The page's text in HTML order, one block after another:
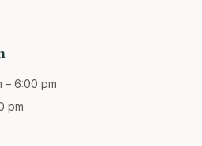
– 6:00 pm
pm